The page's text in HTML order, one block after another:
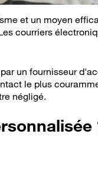
et un moyen
courriers
un fournisseur
le plus
négligé.